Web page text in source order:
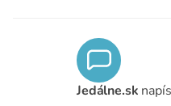
Jedálne.sk